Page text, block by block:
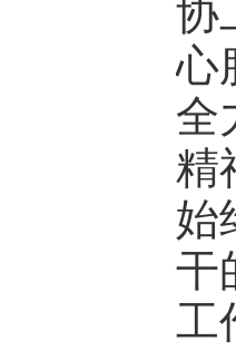
心
全
精
始
干
工